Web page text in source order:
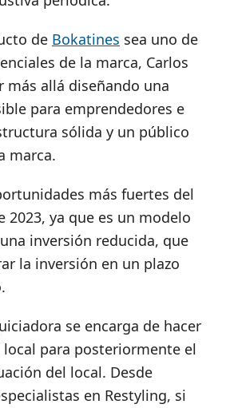
de Bokatines sea uno de
de la marca, Carlos
más allá diseñando una
para emprendedores e
sólida y un público
marca.
más fuertes del
2023, ya que es un modelo
inversión reducida, que
la inversión en un plazo
se encarga de hacer
local para posteriormente el
del local. Desde
en Restyling, si